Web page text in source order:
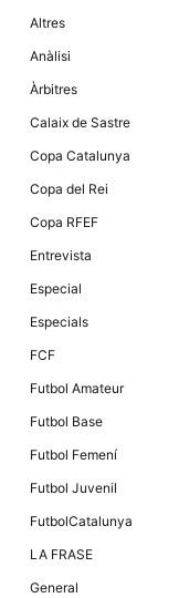
Altres
Anàlisi
Àrbitres
Calaix de Sastre
Copa Catalunya
Copa del Rei
Copa RFEF
Entrevista
Especial
Especials
FCF
Futbol Amateur
Futbol Base
Futbol Femení
Futbol Juvenil
FutbolCatalunya
LA FRASE
General